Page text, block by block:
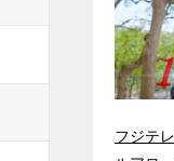
フジテ